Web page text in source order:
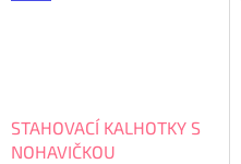
STAHOVACÍ KALHOTKY S
NOHAVIČKOU